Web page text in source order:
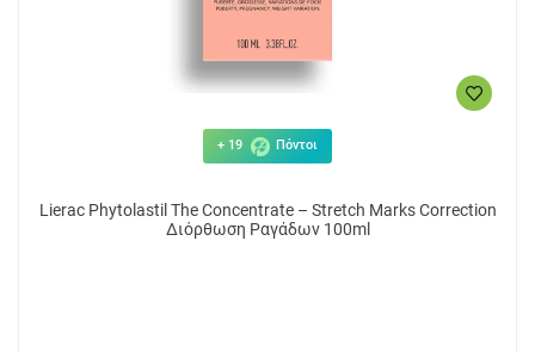
+ 19 Πόντοι
Lierac Phytolastil The Concentrate – Stretch Marks Correction
Διόρθωση Ραγάδων 100ml